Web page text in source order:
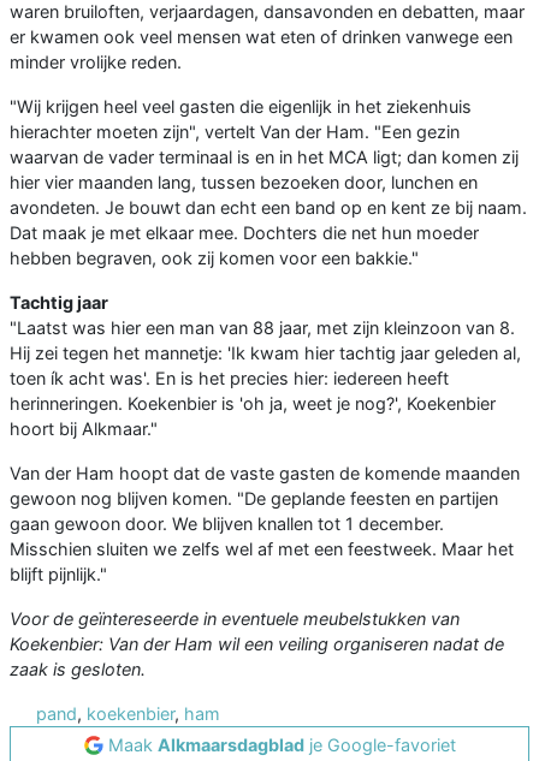
waren bruiloften, verjaardagen, dansavonden en debatten, maar
er kwamen ook veel mensen wat eten of drinken vanwege een
minder vrolijke reden.
"Wij krijgen heel veel gasten die eigenlijk in het ziekenhuis
hierachter moeten zijn", vertelt Van der Ham. "Een gezin
waarvan de vader terminaal is en in het MCA ligt; dan komen zij
hier vier maanden lang, tussen bezoeken door, lunchen en
avondeten. Je bouwt dan echt een band op en kent ze bij naam.
Dat maak je met elkaar mee. Dochters die net hun moeder
hebben begraven, ook zij komen voor een bakkie."
Tachtig jaar
"Laatst was hier een man van 88 jaar, met zijn kleinzoon van 8.
Hij zei tegen het mannetje: 'Ik kwam hier tachtig jaar geleden al,
toen ík acht was'. En is het precies hier: iedereen heeft
herinneringen. Koekenbier is 'oh ja, weet je nog?', Koekenbier
hoort bij Alkmaar."
Van der Ham hoopt dat de vaste gasten de komende maanden
gewoon nog blijven komen. "De geplande feesten en partijen
gaan gewoon door. We blijven knallen tot 1 december.
Misschien sluiten we zelfs wel af met een feestweek. Maar het
blijft pijnlijk."
Voor de geïntereseerde in eventuele meubelstukken van
Koekenbier: Van der Ham wil een veiling organiseren nadat de
zaak is gesloten.
pand, koekenbier, ham
Maak Alkmaarsdagbladje Google-favoriet